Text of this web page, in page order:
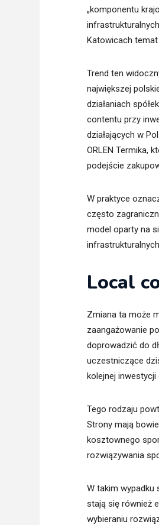
„komponentu
Katowicach
Trend ten
największej
działaniach
contentu przy
działających w
ORLEN Termika,
podejście
W praktyce
często
model oparty na
Local
Zmiana ta może
zaangażowanie
doprowadzić do
uczestniczące
kolejnej
Tego rodzaju
Strony mają
kosztownego
rozwiązywania
W takim wypadku
stają się również
wybieraniu